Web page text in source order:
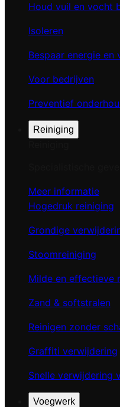
Houd vuil en vocht
Isoleren
Bespaar energie
Voor bedrijven
Preventief
Reiniging
Meer informatie
Hogedruk reiniging
Grondige
Stoomreiniging
Milde en effectieve
Zand & softstralen
Reinigen zonder
Graffiti verwijdering
Snelle verwijdering
Voegwerk